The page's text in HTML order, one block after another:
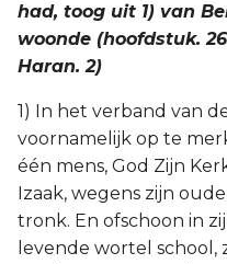
had, toog uit 1) van
woonde (hoofdstuk.
Haran. 2)
1) In het verband van
voornamelijk op te
één mens, God Zijn
Izaak, wegens zijn
tronk. En ofschoon in
levende wortel